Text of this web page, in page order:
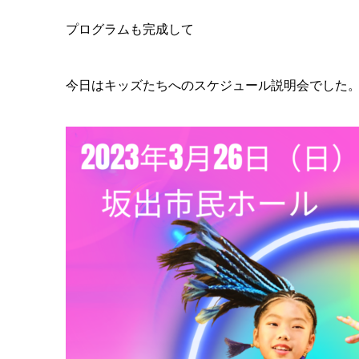
プログラムも完成して
今日はキッズたちへのスケジュール説明会でした